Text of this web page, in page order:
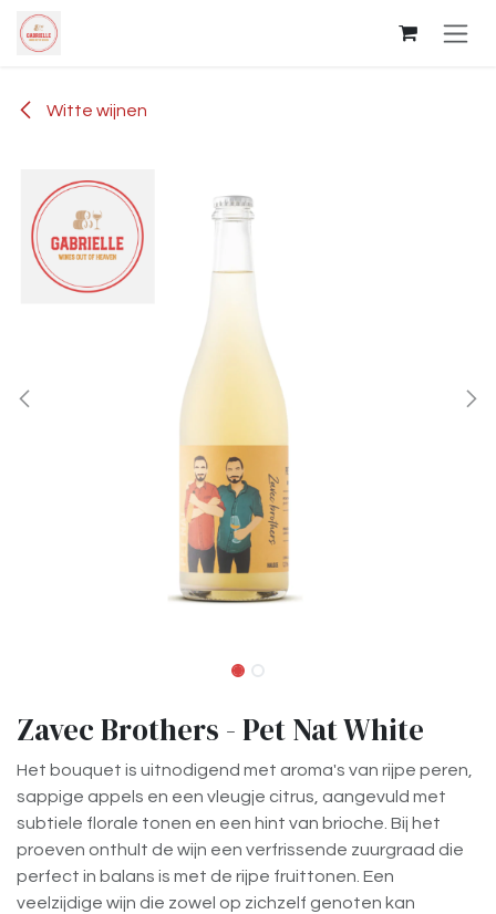
Overslaan naar inhoud
Witte wijnen
Zavec Brothers - Pet Nat White
Het bouquet is uitnodigend met aroma's van rijpe peren,
sappige appels en een vleugje citrus, aangevuld met
subtiele florale tonen en een hint van brioche. Bij het
proeven onthult de wijn een verfrissende zuurgraad die
perfect in balans is met de rijpe fruittonen. Een
veelzijdige wijn die zowel op zichzelf genoten kan